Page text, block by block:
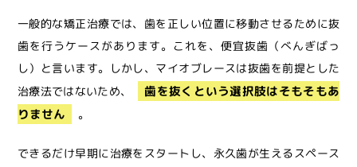
一般的な矯正治療では、歯を正しい位置に移動させるために抜
歯を行うケースがあります。これを、便宜抜歯（べんぎばっ
し）と言います。しかし、マイオブレースは抜歯を前提とした
治療法ではないため、
歯を抜くという選択肢はそもそもあ
りません
。
できるだけ早期に治療をスタートし、永久歯が生えるスペース